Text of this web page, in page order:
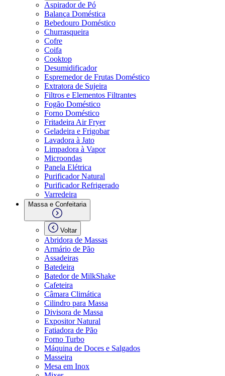
Aspirador de Pó
Balança Doméstica
Bebedouro Doméstico
Churrasqueira
Cofre
Coifa
Cooktop
Desumidificador
Espremedor de Frutas Doméstico
Extratora de Sujeira
Filtros e Elementos Filtrantes
Fogão Doméstico
Forno Doméstico
Fritadeira Air Fryer
Geladeira e Frigobar
Lavadora à Jato
Limpadora à Vapor
Microondas
Panela Elétrica
Purificador Natural
Purificador Refrigerado
Varredeira
Massa e Confeitaria
Voltar
Abridora de Massas
Armário de Pão
Assadeiras
Batedeira
Batedor de MilkShake
Cafeteira
Câmara Climática
Cilindro para Massa
Divisora de Massa
Expositor Natural
Fatiadora de Pão
Forno Turbo
Máquina de Doces e Salgados
Masseira
Mesa em Inox